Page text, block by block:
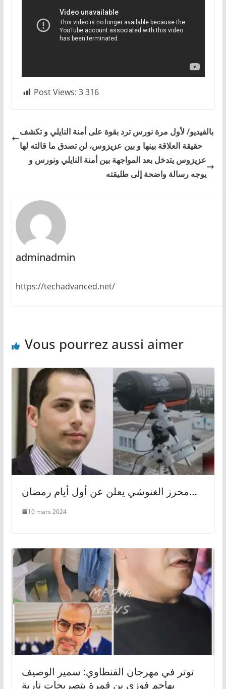
Post Views: 3 316
بالفيديو/ لأول مرة نورس ترد بقوة على أمنة النايلي و تكشف
حقيقة العلاقة بينها و بين عزيزوس، لن تصدق ما قالته لها
عزيزوس يتدخل بعد المواجهة بين أمنة النايلي ونورس و
يوجه رسالة واضحة إلى طليقته
adminadmin
https://techadvanced.net/
Vous pourrez aussi aimer
محرز الغنوشي يعلن عن أول أيام رمضان…
10 mars 2024
توتر في مهرجان القنطاوي: سمير الوصيف
يهاجم فوزي بن قمرة بتصريحات نارية